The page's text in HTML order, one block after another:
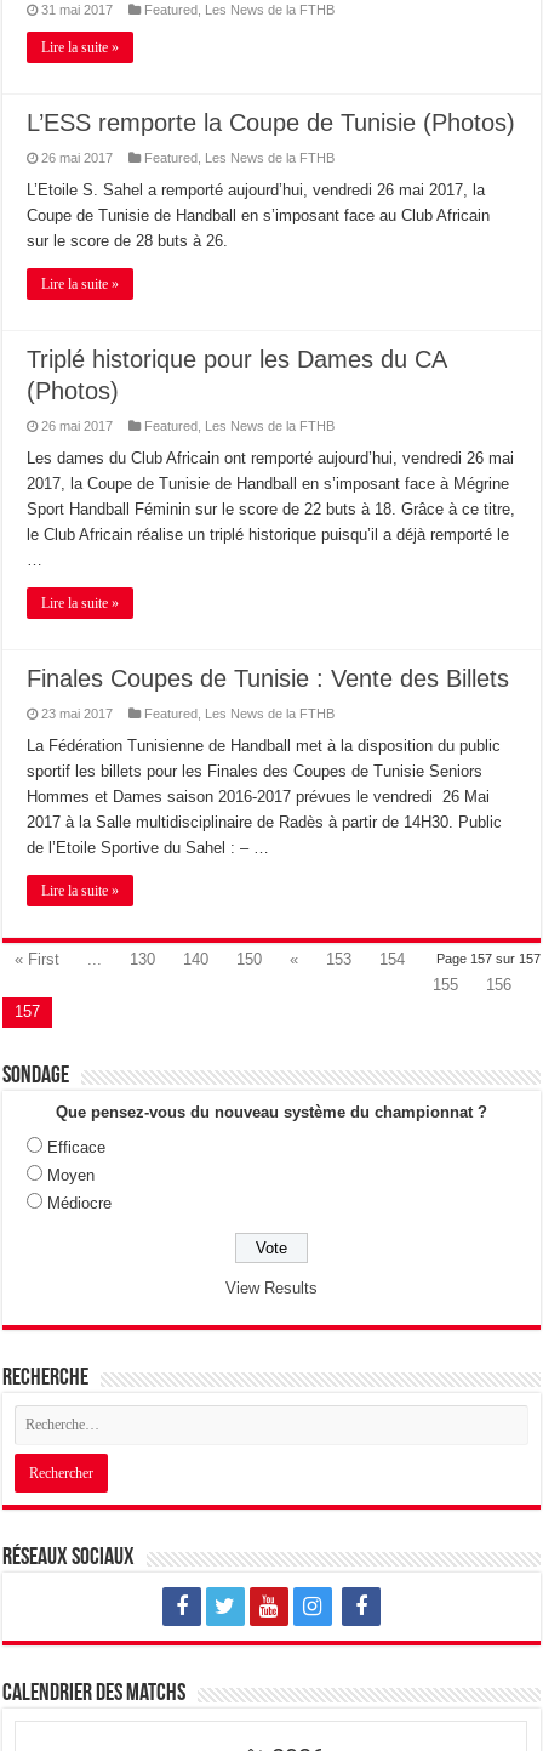
31 mai 2017 Featured Les News de la FTHB
Lire la suite »
L’ESS remporte la Coupe de Tunisie (Photos)
26 mai 2017 Featured Les News de la FTHB
L’Etoile S. Sahel a remporté aujourd’hui, vendredi 26 mai 2017, la
Coupe de Tunisie de Handball en s’imposant face au Club Africain
sur le score de 28 buts à 26.
Lire la suite »
Triplé historique pour les Dames du CA
(Photos)
26 mai 2017 Featured Les News de la FTHB
Les dames du Club Africain ont remporté aujourd’hui, vendredi 26 mai
2017, la Coupe de Tunisie de Handball en s’imposant face à Mégrine
Sport Handball Féminin sur le score de 22 buts à 18. Grâce à ce titre,
le Club Africain réalise un triplé historique puisqu’il a déjà remporté le
Lire la suite »
Finales Coupes de Tunisie : Vente des Billets
23 mai 2017 Featured Les News de la FTHB
La Fédération Tunisienne de Handball met à la disposition du public
sportif les billets pour les Finales des Coupes de Tunisie Seniors
Hommes et Dames saison 2016-2017 prévues le vendredi 26 Mai
2017 à la Salle multidisciplinaire de Radès à partir de 14H30. Public
de l’Etoile Sportive du Sahel : – …
Lire la suite »
Page 157 sur 157
« First 130 140 150 « 153
154
155
156
157
Sondage
Que pensez-vous du nouveau système du championnat ?
Efficace
Moyen
Médiocre
View Results
Recherche
Réseaux sociaux
Calendrier des matchs